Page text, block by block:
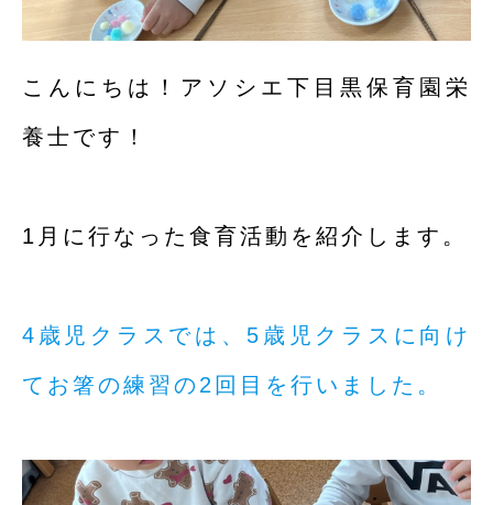
こんにちは！アソシエ下目黒保育園栄
養士です！
1月に行なった食育活動を紹介します。
4歳児クラスでは、5歳児クラスに向け
てお箸の練習の2回目を行いました。